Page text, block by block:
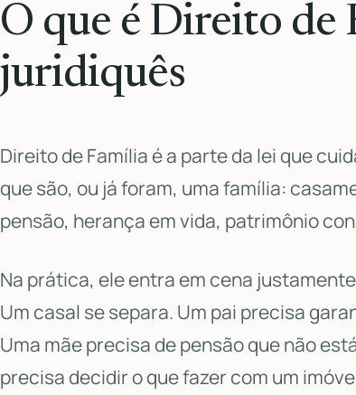
O que é Direito de
juridiquês
Direito de Família é a parte da lei que
que são, ou já foram, uma família:
pensão, herança em vida, patrimônio
Na prática, ele entra em cena
Um casal se separa. Um pai precisa
Uma mãe precisa de pensão que não
precisa decidir o que fazer com um